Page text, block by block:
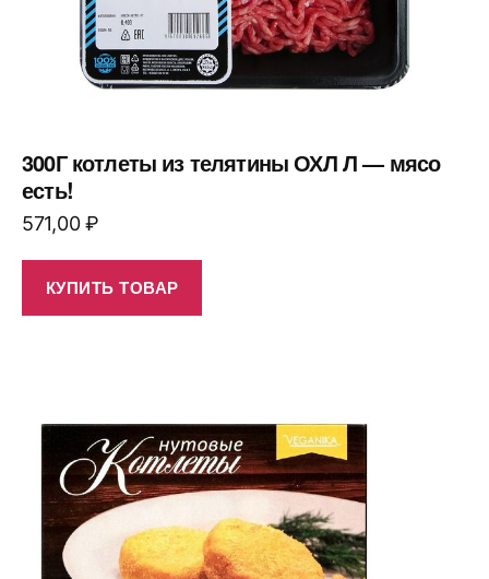
300Г котлеты из телятины ОХЛ Л — мясо
есть!
571,00₽
КУПИТЬ ТОВАР